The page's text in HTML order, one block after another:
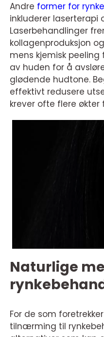
Andre former for
inkluderer laserterapi
Laserbehandlinger
kollagenproduksjon
mens kjemisk
av huden for å
glødende hudtone.
effektivt redusere
krever ofte flere
Naturlige
For de som
tilnærming til